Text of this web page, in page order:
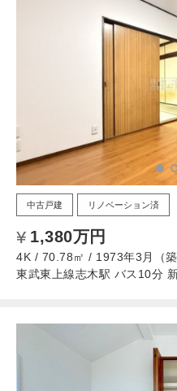
中古戸建 リノベーション済
1,380万円
4K / 70.78㎡ / 1973年3月（築
東武東上線志木駅 バス10分